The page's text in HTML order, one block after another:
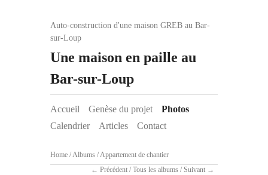
Auto-construction d'une maison GREB au Bar-
sur-Loup
Une maison en paille au
Bar-sur-Loup
Accueil Genèse du projet
Photos
Calendrier
Articles Contact
Home /Albums /Appartement de chantier
Précédent / Tous les albums / Suivant